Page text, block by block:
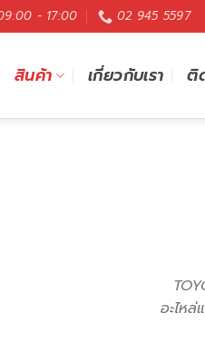
- 17:00 02 945 5597
สินค้า เกี่ยวกับเรา ติ
อะไห